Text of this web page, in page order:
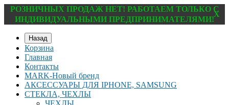
РОЗНИЧНЫХ ПРОДАЖ НЕТ! РАБОТАЕМ ТОЛЬКО С
ИНДИВИДУАЛЬНЫМИ ПРЕДПРИНИМАТЕЛЯМИ!
X
Назад
Корзина
Главная
Контакты
MARK-Новый бренд
АКСЕССУАРЫ ДЛЯ IPHONE, SAMSUNG
СТЕКЛА, ЧЕХЛЫ
ЧЕХЛЫ